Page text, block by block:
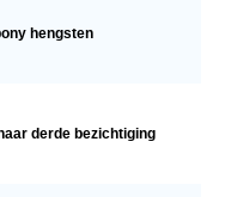
hengsten
derde bezichtiging